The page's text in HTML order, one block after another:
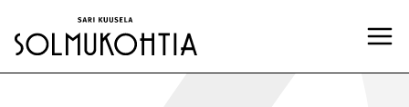
sisältöön